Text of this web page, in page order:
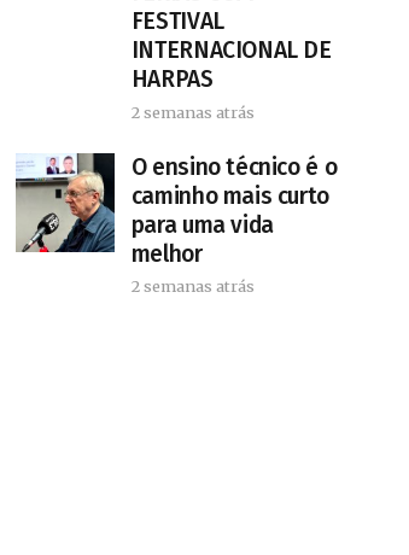
FESTIVAL
INTERNACIONAL DE
HARPAS
2 semanas atrás
O ensino técnico é o
caminho mais curto
para uma vida
melhor
2 semanas atrás